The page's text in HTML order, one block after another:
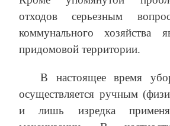
отходов серьезным
коммунального хозяйства
придомовой территории.
В настоящее время
осуществляется ручным
и лишь изредка